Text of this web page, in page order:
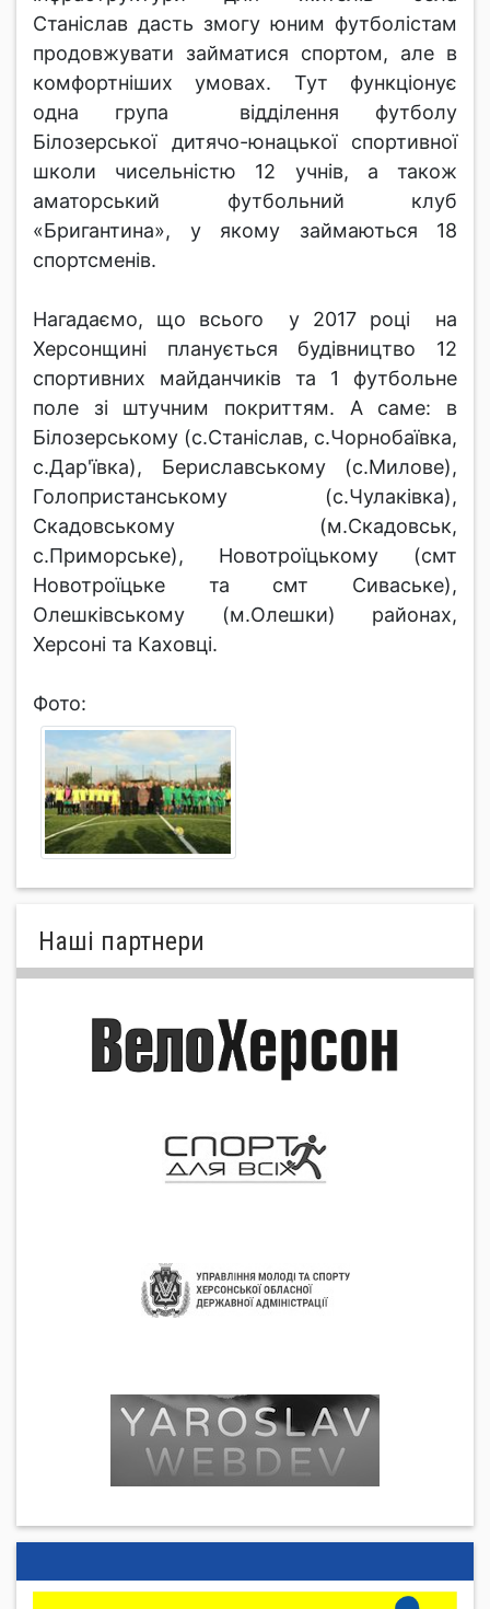
Станіслав дасть змогу юним футболістам
продовжувати займатися спортом, але в
комфортніших умовах. Тут функціонує
одна група відділення футболу
Білозерської дитячо-юнацької спортивної
школи чисельністю 12 учнів, а також
аматорський футбольний клуб
«Бригантина», у якому займаються 18
спортсменів.
Нагадаємо, що всього у 2017 році на
Херсонщині планується будівництво 12
спортивних майданчиків та 1 футбольне
поле зі штучним покриттям. А саме: в
Білозерському (с.Станіслав, с.Чорнобаївка,
с.Дар'ївка), Бериславському (с.Милове),
Голопристанському (с.Чулаківка),
Скадовському (м.Скадовськ,
с.Приморське), Новотроїцькому (смт
Новотроїцьке та смт Сиваське),
Олешківському (м.Олешки) районах,
Херсоні та Каховці.
Фото:
Нашi партнери